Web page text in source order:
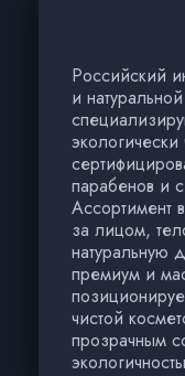
Российский
и
парабенов и
Ассортимент
за лицом,
натуральную
премиум и
чистой
прозрачным